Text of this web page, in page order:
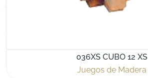
036XS CUBO 12 XS
Juegos de Madera